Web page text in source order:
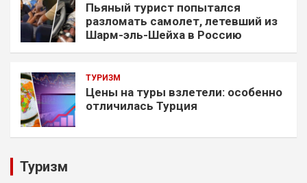
Пьяный турист попытался
разломать самолет, летевший из
Шарм-эль-Шейха в Россию
ТУРИЗМ
Цены на туры взлетели: особенно
отличилась Турция
Туризм